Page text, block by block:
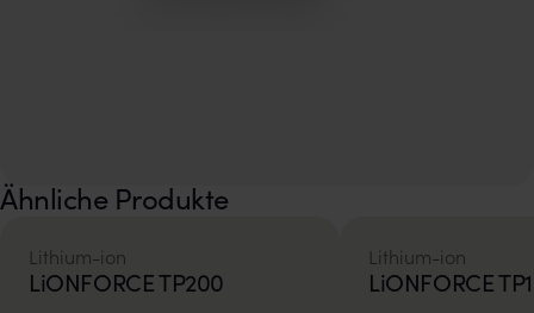
Ähnliche Produkte
Lithium-ion
LiONFORCE TP200
Lithium-ion
LiONFORCE